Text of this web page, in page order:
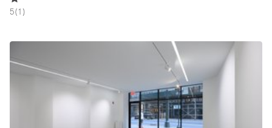
Salon
Unieke ruimte
5(1 )